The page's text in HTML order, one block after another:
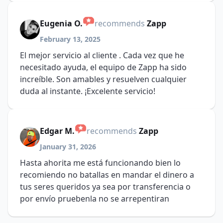
Eugenia O. recommends Zapp
February 13, 2025
El mejor servicio al cliente . Cada vez que he
necesitado ayuda, el equipo de Zapp ha sido
increíble. Son amables y resuelven cualquier
duda al instante. ¡Excelente servicio!
Edgar M. recommends Zapp
January 31, 2026
Hasta ahorita me está funcionando bien lo
recomiendo no batallas en mandar el dinero a
tus seres queridos ya sea por transferencia o
por envío pruebenla no se arrepentiran